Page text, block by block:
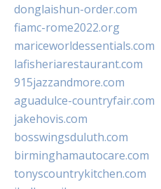
donglaishun-order.com
fiamc-rome2022.org
mariceworldessentials.com
lafisheriarestaurant.com
915jazzandmore.com
aguadulce-countryfair.com
jakehovis.com
bosswingsduluth.com
birminghamautocare.com
tonyscountrykitchen.com